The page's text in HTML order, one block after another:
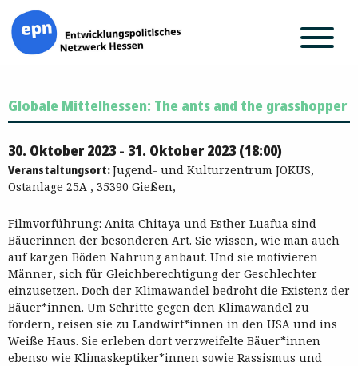
Inhalt
springen
Globale Mittelhessen: The ants and the grasshopper
30. Oktober 2023 - 31. Oktober 2023 (18:00)
Veranstaltungsort:Jugend- und Kulturzentrum JOKUS,
Ostanlage 25A , 35390 Gießen,
Filmvorführung: Anita Chitaya und Esther Luafua sind
Bäuerinnen der besonderen Art. Sie wissen, wie man auch
auf kargen Böden Nahrung anbaut. Und sie motivieren
Männer, sich für Gleichberechtigung der Geschlechter
einzusetzen. Doch der Klimawandel bedroht die Existenz der
Bäuer*innen. Um Schritte gegen den Klimawandel zu
fordern, reisen sie zu Landwirt*innen in den USA und ins
Weiße Haus. Sie erleben dort verzweifelte Bäuer*innen
ebenso wie Klimaskeptiker*innen sowie Rassismus und